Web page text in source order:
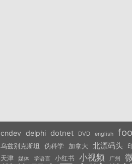
cndev delphi dotnet DVD english
乌兹别克斯坦 伪科学 加拿大 北漂码头
天津 媒体 学语言 小红书 小视频 广州